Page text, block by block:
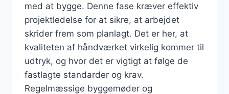
med at bygge. Denne fase kræver effektiv
projektledelse for at sikre, at arbejdet
skrider frem som planlagt. Det er her, at
kvaliteten af håndværket virkelig kommer til
udtryk, og hvor det er vigtigt at følge de
fastlagte standarder og krav.
Regelmæssige byggemøder og